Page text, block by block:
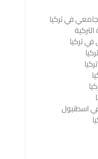
في تركيا
في تركيا
اسطنبول